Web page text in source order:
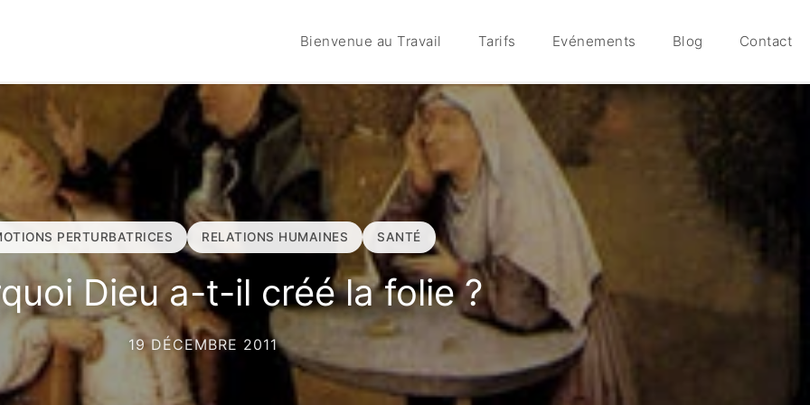
Bienvenue au Travail Tarifs Evénements Blog Contact
PERTURBATRICES RELATIONS HUMAINES SANTÉ
Dieu a-t-il créé la folie ?
19 DÉCEMBRE 2011